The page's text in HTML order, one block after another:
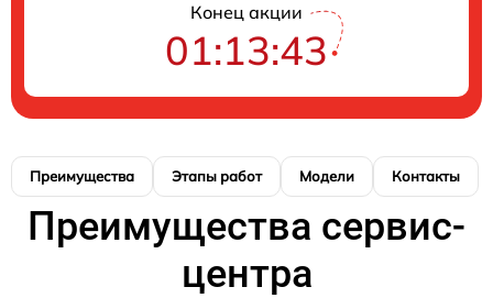
Конец акции
01:13:42
Преимущества Этапы работ Модели Контакты
Преимущества сервис-
центра